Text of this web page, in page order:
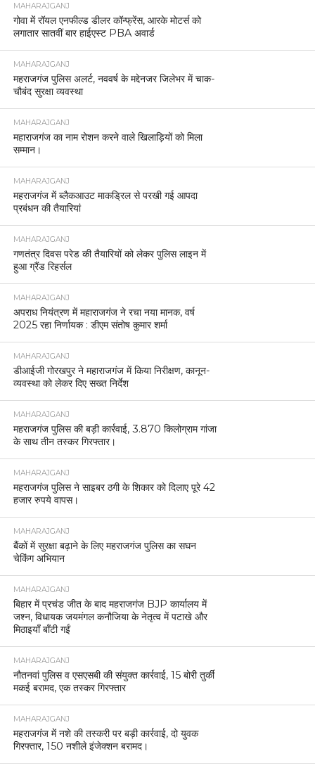
MAHARAJGANJ
गोवा में रॉयल एनफील्ड डीलर कॉन्फ्रेंस, आरके मोटर्स को
लगातार सातवीं बार हाईएस्ट PBA अवार्ड
MAHARAJGANJ
महराजगंज पुलिस अलर्ट, नववर्ष के मद्देनजर जिलेभर में चाक-
चौबंद सुरक्षा व्यवस्था
MAHARAJGANJ
महाराजगंज का नाम रोशन करने वाले खिलाड़ियों को मिला
सम्मान।
MAHARAJGANJ
महराजगंज में ब्लैकआउट माकड्रिल से परखी गई आपदा
प्रबंधन की तैयारियां
MAHARAJGANJ
गणतंत्र दिवस परेड की तैयारियों को लेकर पुलिस लाइन में
हुआ ग्रैंड रिहर्सल
MAHARAJGANJ
अपराध नियंत्रण में महाराजगंज ने रचा नया मानक, वर्ष
2025 रहा निर्णायक : डीएम संतोष कुमार शर्मा
MAHARAJGANJ
डीआईजी गोरखपुर ने महाराजगंज में किया निरीक्षण, कानून-
व्यवस्था को लेकर दिए सख्त निर्देश
MAHARAJGANJ
महराजगंज पुलिस की बड़ी कार्रवाई, 3.870 किलोग्राम गांजा
के साथ तीन तस्कर गिरफ्तार।
MAHARAJGANJ
महराजगंज पुलिस ने साइबर ठगी के शिकार को दिलाए पूरे 42
हजार रुपये वापस।
MAHARAJGANJ
बैंकों में सुरक्षा बढ़ाने के लिए महराजगंज पुलिस का सघन
चेकिंग अभियान
MAHARAJGANJ
बिहार में प्रचंड जीत के बाद महराजगंज BJP कार्यालय में
जश्न, विधायक जयमंगल कनौजिया के नेतृत्व में पटाखे और
मिठाइयाँ बाँटी गईं
MAHARAJGANJ
नौतनवां पुलिस व एसएसबी की संयुक्त कार्रवाई, 15 बोरी तुर्की
मकई बरामद, एक तस्कर गिरफ्तार
MAHARAJGANJ
महराजगंज में नशे की तस्करी पर बड़ी कार्रवाई, दो युवक
गिरफ्तार, 150 नशीले इंजेक्शन बरामद।